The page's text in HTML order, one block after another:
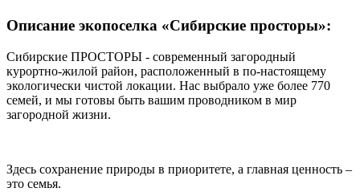
Описание экопоселка «Сибирские просторы»:
Сибирские ПРОСТОРЫ - современный загородный
курортно-жилой район, расположенный в по-настоящему
экологически чистой локации. Нас выбрало уже более 770
семей, и мы готовы быть вашим проводником в мир
загородной жизни.
Здесь сохранение природы в приоритете, а главная ценность –
это семья.